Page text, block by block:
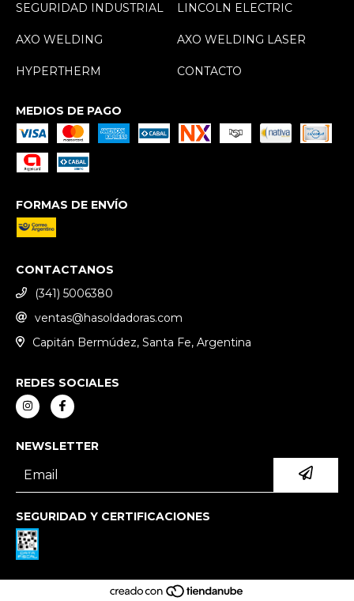
SEGURIDAD INDUSTRIAL LINCOLN ELECTRIC
AXO WELDING AXO WELDING LASER
HYPERTHERM CONTACTO
MEDIOS DE PAGO
FORMAS DE ENVÍO
CONTACTANOS
(341) 5006380
ventas@hasoldadoras.com
Capitán Bermúdez, Santa Fe, Argentina
REDES SOCIALES
NEWSLETTER
SEGURIDAD Y CERTIFICACIONES